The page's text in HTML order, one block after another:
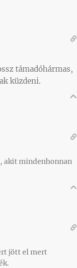
támadóhármas,
küzdeni.
akit mindenhonnan
jött el mert